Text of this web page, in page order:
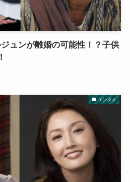
ュンが離婚の可能性！？子供
エンタメ